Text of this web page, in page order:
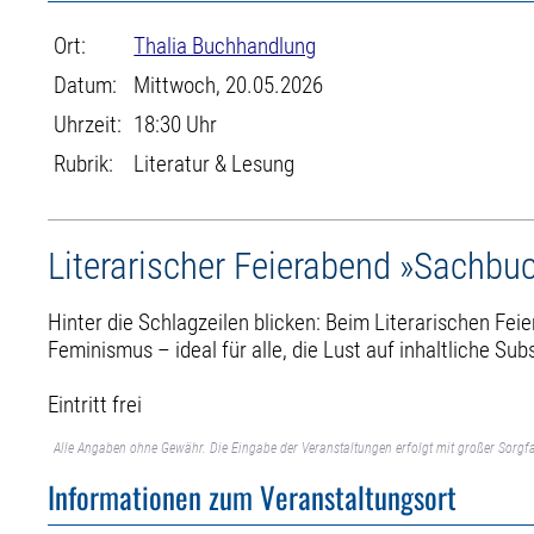
Ort:
Thalia Buchhandlung
Datum:
Mittwoch, 20.05.2026
Uhrzeit: 18:30 Uhr
Rubrik:
Literatur & Lesung
Literarischer Feierabend
Hinter die Schlagzeilen blicken: Beim Literarischen
Feminismus – ideal für alle, die Lust auf inhaltliche
Eintritt frei
Alle Angaben ohne Gewähr. Die Eingabe der Veranstaltungen erfolgt mit großer
Informationen zum Veranstaltungsort